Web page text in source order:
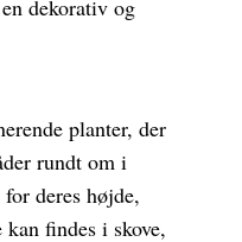
dekorativ og
planter, der
rundt om i
deres højde,
findes i skove,